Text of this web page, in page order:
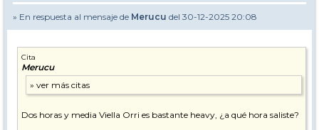
» En respuesta al mensaje de Merucu del 30-12-2025 20:08
Cita
Merucu
Dos horas y media Viella Orri es bastante heavy, ¿a qué hora saliste?